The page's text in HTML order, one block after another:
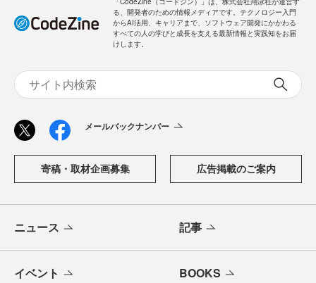
る、開発者のための情報メディアです。テクノロジー入門
からAI活用、キャリアまで、ソフトウェア開発にかかわる
すべての人の学びと成長を支える最新情報と実践知をお届
けします。
メールバックナンバー
寄稿・取材企画募集 広告掲載のご案内
ニュース 記事
イベント BOOKS